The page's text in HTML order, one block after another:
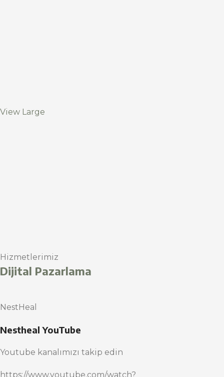
View Large
Hizmetlerimiz
Dijital Pazarlama
NestHeal
Nestheal YouTube
Youtube kanalımızı takip edin
https://www.youtube.com/watch?